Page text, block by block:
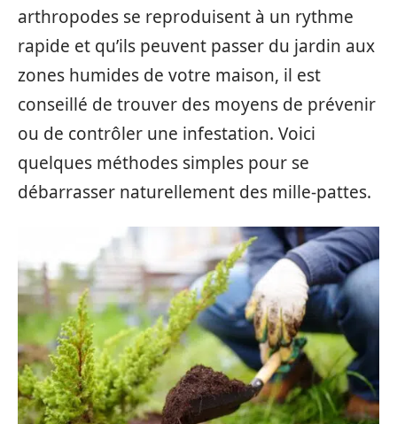
arthropodes se reproduisent à un rythme
rapide et qu’ils peuvent passer du jardin aux
zones humides de votre maison, il est
conseillé de trouver des moyens de prévenir
ou de contrôler une infestation. Voici
quelques méthodes simples pour se
débarrasser naturellement des mille-pattes.